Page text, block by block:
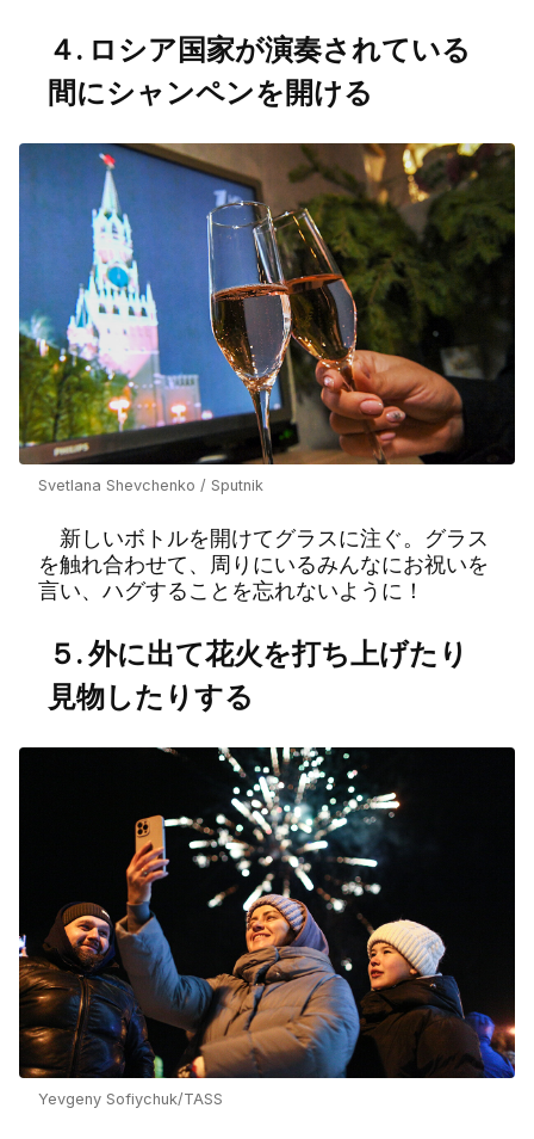
４. ロシア国家が演奏されている
間にシャンペンを開ける
Svetlana Shevchenko / Sputnik
新しいボトルを開けてグラスに注ぐ。グラス
を触れ合わせて、周りにいるみんなにお祝いを
言い、ハグすることを忘れないように！
５. 外に出て花火を打ち上げたり
見物したりする
Yevgeny Sofiychuk/TASS